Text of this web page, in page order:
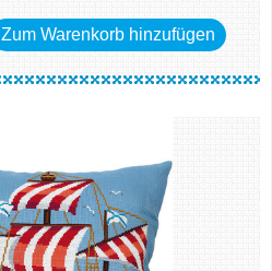
Zum Warenkorb hinzufügen